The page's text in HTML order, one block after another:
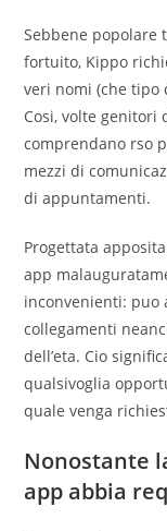
Sebbene popolare
fortuito, Kippo
veri nomi (che tipo
Cosi, volte
comprendano rso
mezzi di
di appuntamenti.
Progettata
app
inconvenienti: puo
collegamenti
dell’eta. Cio
qualsivoglia
quale venga
Nonostante
app abbia